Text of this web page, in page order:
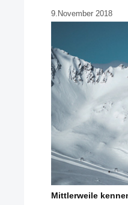
9.November 2018
Mittlerweile